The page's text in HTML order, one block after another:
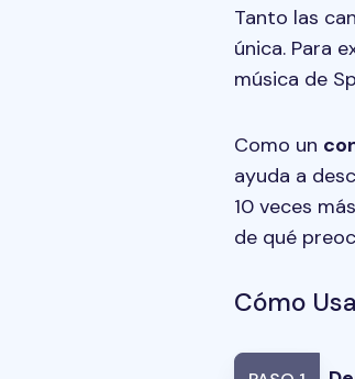
Tanto las
única. Para
música de
Como un
ayuda a
10 veces
de qué
Cómo